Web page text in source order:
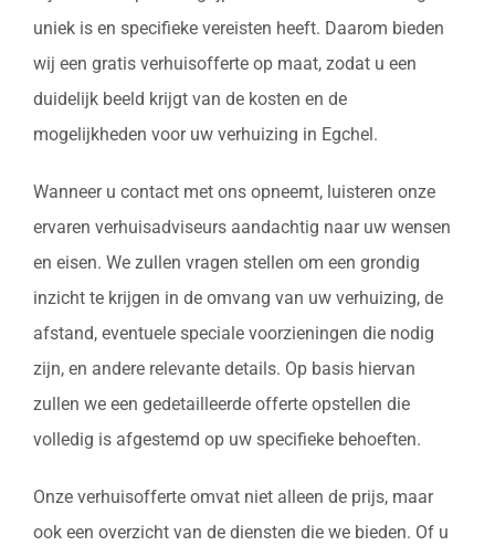
uniek is en specifieke vereisten heeft. Daarom bieden
wij een gratis verhuisofferte op maat, zodat u een
duidelijk beeld krijgt van de kosten en de
mogelijkheden voor uw verhuizing in Egchel.
Wanneer u contact met ons opneemt, luisteren onze
ervaren verhuisadviseurs aandachtig naar uw wensen
en eisen. We zullen vragen stellen om een grondig
inzicht te krijgen in de omvang van uw verhuizing, de
afstand, eventuele speciale voorzieningen die nodig
zijn, en andere relevante details. Op basis hiervan
zullen we een gedetailleerde offerte opstellen die
volledig is afgestemd op uw specifieke behoeften.
Onze verhuisofferte omvat niet alleen de prijs, maar
ook een overzicht van de diensten die we bieden. Of u